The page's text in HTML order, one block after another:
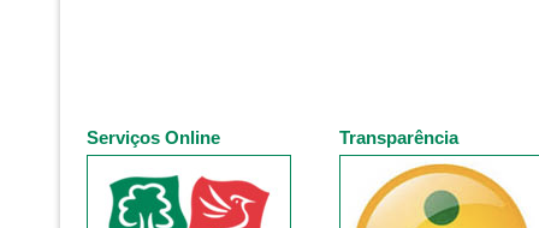
Serviços Online Transparência